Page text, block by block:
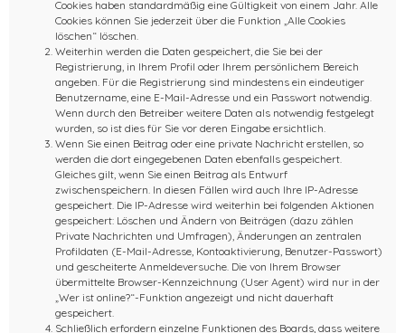
Cookies haben standardmäßig eine Gültigkeit von einem Jahr. Alle
Cookies können Sie jederzeit über die Funktion „Alle Cookies
löschen“ löschen.
Weiterhin werden die Daten gespeichert, die Sie bei der
Registrierung, in Ihrem Profil oder Ihrem persönlichem Bereich
angeben. Für die Registrierung sind mindestens ein eindeutiger
Benutzername, eine E-Mail-Adresse und ein Passwort notwendig.
Wenn durch den Betreiber weitere Daten als notwendig festgelegt
wurden, so ist dies für Sie vor deren Eingabe ersichtlich.
Wenn Sie einen Beitrag oder eine private Nachricht erstellen, so
werden die dort eingegebenen Daten ebenfalls gespeichert.
Gleiches gilt, wenn Sie einen Beitrag als Entwurf
zwischenspeichern. In diesen Fällen wird auch Ihre IP-Adresse
gespeichert. Die IP-Adresse wird weiterhin bei folgenden Aktionen
gespeichert: Löschen und Ändern von Beiträgen (dazu zählen
Private Nachrichten und Umfragen), Änderungen an zentralen
Profildaten (E-Mail-Adresse, Kontoaktivierung, Benutzer-Passwort)
und gescheiterte Anmeldeversuche. Die von Ihrem Browser
übermittelte Browser-Kennzeichnung (User Agent) wird nur in der
„Wer ist online?“-Funktion angezeigt und nicht dauerhaft
gespeichert.
Schließlich erfordern einzelne Funktionen des Boards, dass weitere